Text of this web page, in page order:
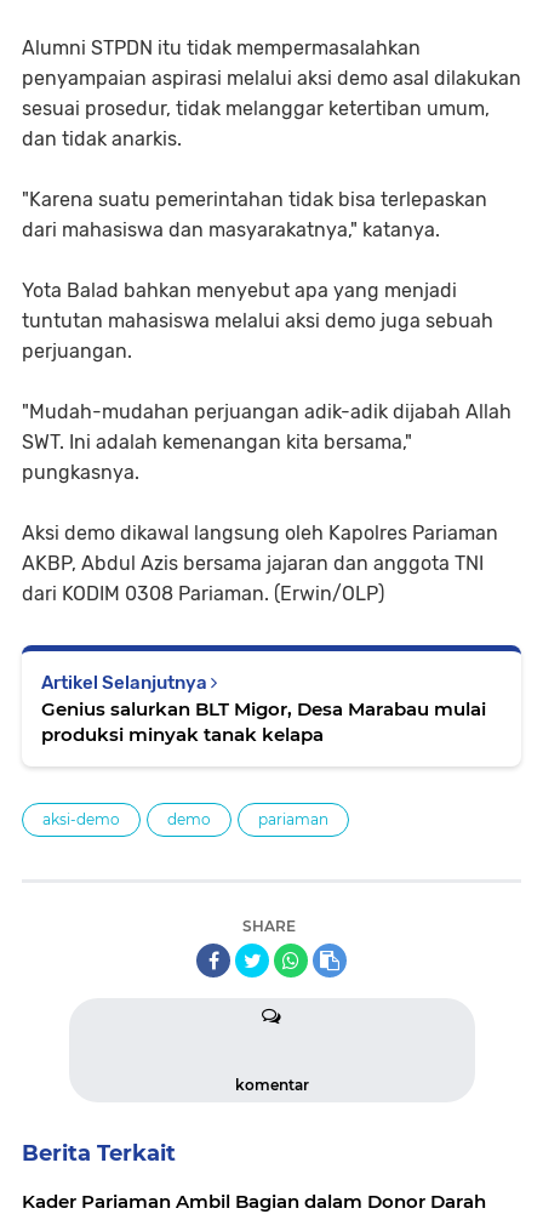
Alumni STPDN itu tidak mempermasalahkan
penyampaian aspirasi melalui aksi demo asal dilakukan
sesuai prosedur, tidak melanggar ketertiban umum,
dan tidak anarkis.
"Karena suatu pemerintahan tidak bisa terlepaskan
dari mahasiswa dan masyarakatnya," katanya.
Yota Balad bahkan menyebut apa yang menjadi
tuntutan mahasiswa melalui aksi demo juga sebuah
perjuangan.
"Mudah-mudahan perjuangan adik-adik dijabah Allah
SWT. Ini adalah kemenangan kita bersama,"
pungkasnya.
Aksi demo dikawal langsung oleh Kapolres Pariaman
AKBP, Abdul Azis bersama jajaran dan anggota TNI
dari KODIM 0308 Pariaman. (Erwin/OLP)
Artikel Selanjutnya
Genius salurkan BLT Migor, Desa Marabau mulai
produksi minyak tanak kelapa
aksi-demo demo pariaman
SHARE
komentar
Berita Terkait
Kader Pariaman Ambil Bagian dalam Donor Darah